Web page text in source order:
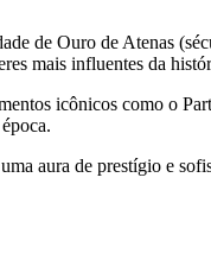
de Ouro de Atenas
mais influentes da
icônicos como o
aura de prestígio e